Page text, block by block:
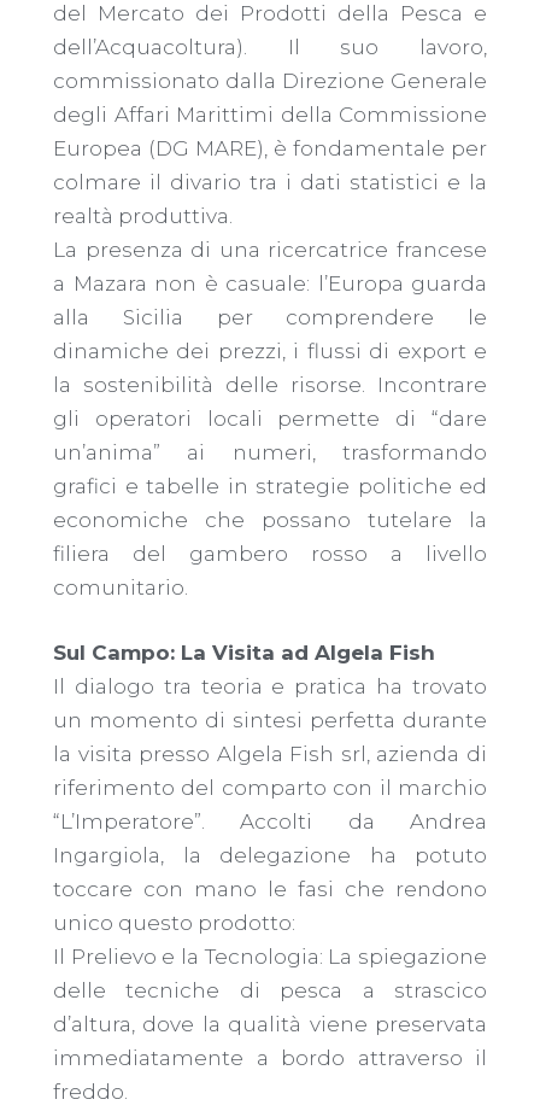
del Mercato dei Prodotti della Pesca e
dell’Acquacoltura). Il suo lavoro,
commissionato dalla Direzione Generale
degli Affari Marittimi della Commissione
Europea (DG MARE), è fondamentale per
colmare il divario tra i dati statistici e la
realtà produttiva.
​La presenza di una ricercatrice francese
a Mazara non è casuale: l’Europa guarda
alla Sicilia per comprendere le
dinamiche dei prezzi, i flussi di export e
la sostenibilità delle risorse. Incontrare
gli operatori locali permette di “dare
un’anima” ai numeri, trasformando
grafici e tabelle in strategie politiche ed
economiche che possano tutelare la
filiera del gambero rosso a livello
comunitario.
​Sul Campo: La Visita ad Algela Fish
​Il dialogo tra teoria e pratica ha trovato
un momento di sintesi perfetta durante
la visita presso Algela Fish srl, azienda di
riferimento del comparto con il marchio
“L’Imperatore”. Accolti da Andrea
Ingargiola, la delegazione ha potuto
toccare con mano le fasi che rendono
unico questo prodotto:
​Il Prelievo e la Tecnologia: La spiegazione
delle tecniche di pesca a strascico
d’altura, dove la qualità viene preservata
immediatamente a bordo attraverso il
freddo.